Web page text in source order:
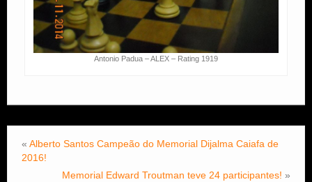
Antonio Padua – ALEX – Rating 1919
« Alberto Santos Campeão do Memorial Dijalma Caiafa de
2016!
Memorial Edward Troutman teve 24 participantes! »